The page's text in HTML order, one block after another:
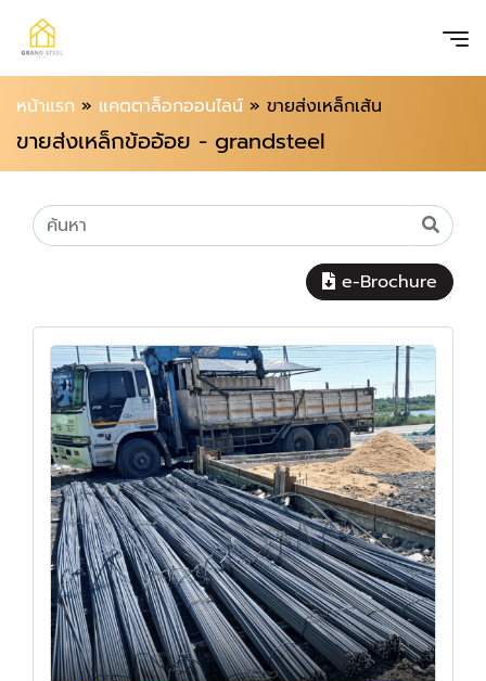
หน้าแรก » แคตตาล็อกออนไลน์ » ขายส่งเหล็กเส้น
ขายส่งเหล็กข้ออ้อย - grandsteel
e-Brochure